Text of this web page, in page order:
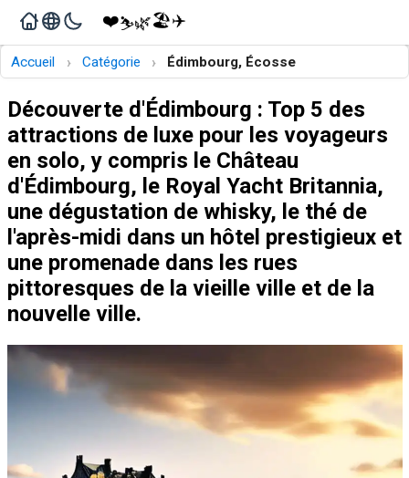
❤️⛷️🌿🏖️✈️
Accueil › Catégorie › Édimbourg, Écosse
Découverte d'Édimbourg : Top 5 des
attractions de luxe pour les voyageurs
en solo, y compris le Château
d'Édimbourg, le Royal Yacht Britannia,
une dégustation de whisky, le thé de
l'après-midi dans un hôtel prestigieux et
une promenade dans les rues
pittoresques de la vieille ville et de la
nouvelle ville.